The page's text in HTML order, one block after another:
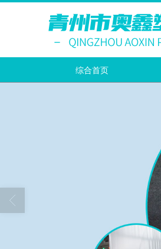
综合首页